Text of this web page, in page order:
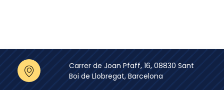
Carrer de Joan Pfaff, 16, 08830 Sant
Boi de Llobregat, Barcelona